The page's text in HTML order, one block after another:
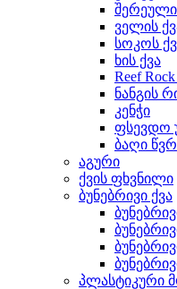
ველის
სოკოს
ხის ქვა
Reef
ნანგის
კენჭი
ფსევდო
ბაღი
აგური
ქვის ფხვნილი
ბუნებრივი ქვა
პლასტიკური